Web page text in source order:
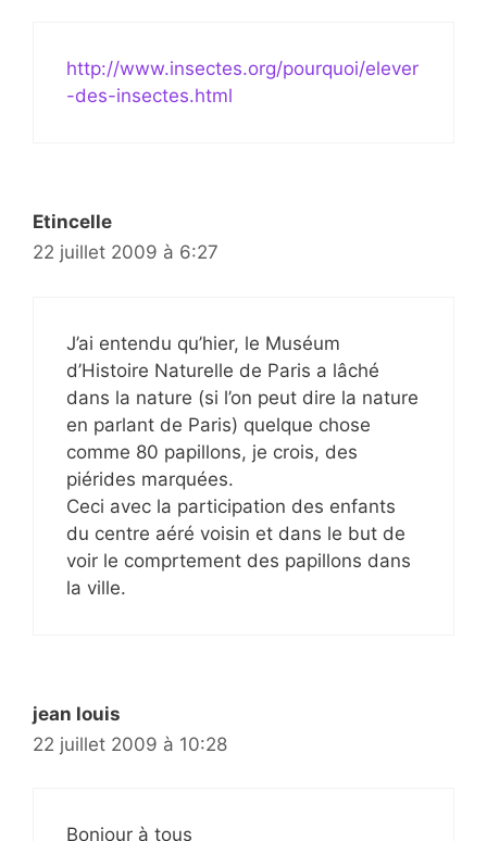
http://www.insectes.org/pourquoi/elever
-des-insectes.html
Etincelle
22 juillet 2009 à 6:27
J’ai entendu qu’hier, le Muséum
d’Histoire Naturelle de Paris a lâché
dans la nature (si l’on peut dire la nature
en parlant de Paris) quelque chose
comme 80 papillons, je crois, des
piérides marquées.
Ceci avec la participation des enfants
du centre aéré voisin et dans le but de
voir le comprtement des papillons dans
la ville.
jean louis
22 juillet 2009 à 10:28
Bonjour à tous